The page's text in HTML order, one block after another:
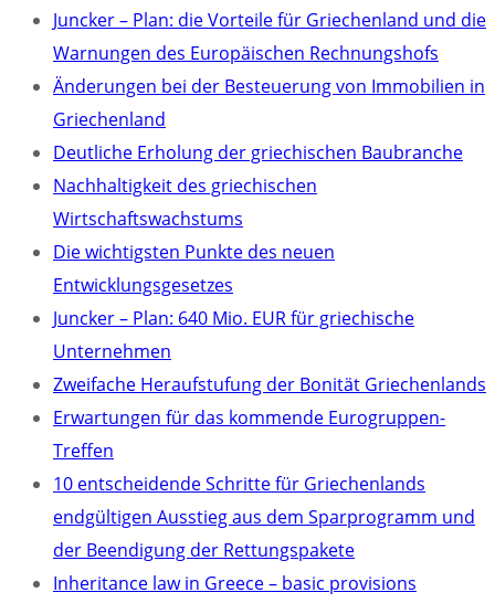
Juncker – Plan: die Vorteile für Griechenland und die
Warnungen des Europäischen Rechnungshofs
Änderungen bei der Besteuerung von Immobilien in
Griechenland
Deutliche Erholung der griechischen Baubranche
Nachhaltigkeit des griechischen
Wirtschaftswachstums
Die wichtigsten Punkte des neuen
Entwicklungsgesetzes
Juncker – Plan: 640 Mio. EUR für griechische
Unternehmen
Zweifache Heraufstufung der Bonität Griechenlands
Erwartungen für das kommende Eurogruppen-
Treffen
10 entscheidende Schritte für Griechenlands
endgültigen Ausstieg aus dem Sparprogramm und
der Beendigung der Rettungspakete
Inheritance law in Greece – basic provisions